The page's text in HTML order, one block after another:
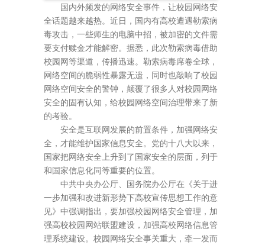
国内外频发的网络安全事件，让校园网络安
全话题越来越热。近日，国内有高校遭遇勒索病
毒攻击，一些师生的电脑中招，被加密的文件需
要支付赎金才能解密。据悉，此次勒索病毒借助
校园网等渠道，传播迅速。勒索病毒席卷全球，
网络空间的脆弱性暴露无遗，同时也敲响了校园
网络空间安全的警钟，颠覆了很多人对校园网络
安全的固有认知，给校园网络空间治理带来了新
的考验。
安全是互联网发展的前置条件，加强网络安
全，才能维护国家信息安全。党的十八大以来，
国家把网络安全上升到了国家安全的层面，列于
和国家信息化同等重要的位置。
中共中央办公厅、国务院办公厅在《关于进
一步加强和改进新形势下高校宣传思想工作的意
见》中强调指出，要加强校园网络安全管理，加
强高校校园网站联盟建设，加强高校网络信息管
理系统建设。校园网络安全事关重大，牵一发而